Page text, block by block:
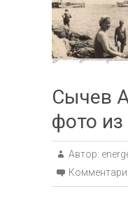
Сычев
фото
Автор: